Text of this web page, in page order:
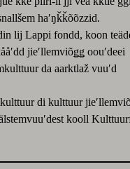
haʹŋǩǩõõzzid.
lij Lappi fondd, koon
jieʹllemviõǥǥ oouʹdeei
da aarktlaž vuuʹd
di kulttuur
kooll